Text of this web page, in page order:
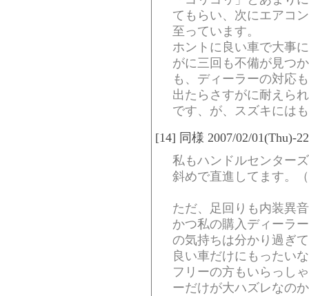
てもらい、次にエアコ
至っています。
ホントに良い車で大事
がに三回も不備が見つ
も、ディーラーの対応
出たらさすがに耐えら
です、が、スズキには
[14] 同様 2007/02/01(Thu)-
私もハンドルセンター
斜めで直進してます。
ただ、足回りも内装異
かつ私の購入ディーラ
の気持ちは分かり過ぎ
良い車だけにもったい
フリーの方もいらっし
ーだけが大ハズレなの